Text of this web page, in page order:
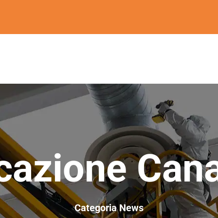
Categoria News